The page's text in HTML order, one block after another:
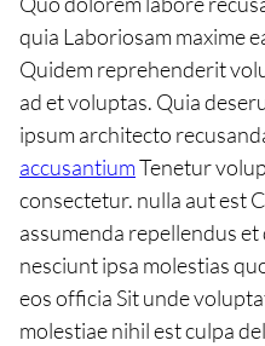
quia Laboriosam maxime
Quidem reprehenderit
ad et voluptas. Quia
ipsum architecto
accusantiumTenetur
consectetur. nulla aut est
assumenda repellendus
nesciunt ipsa molestias
eos officia Sit unde
molestiae nihil est culpa